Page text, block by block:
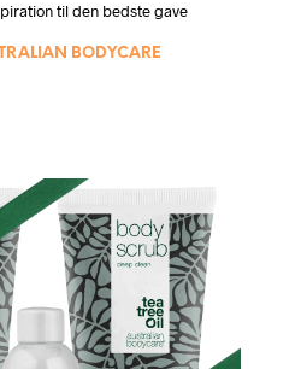
til den bedste gave
BODYCARE